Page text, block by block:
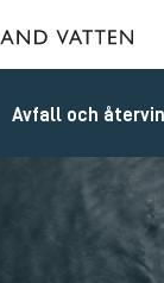
Avfall och